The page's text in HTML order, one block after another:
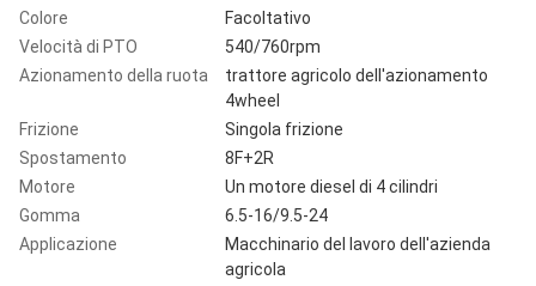
Colore
Facoltativo
Velocità di PTO
540/760rpm
Azionamento della ruota
trattore agricolo dell'azionamento
4wheel
Frizione
Singola frizione
Spostamento
8F+2R
Motore
Un motore diesel di 4 cilindri
Gomma
6.5-16/9.5-24
Applicazione
Macchinario del lavoro dell'azienda
agricola